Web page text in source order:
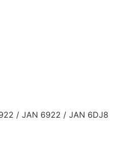
/ JAN 6922 / JAN 6DJ8